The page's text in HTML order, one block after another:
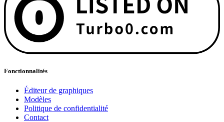
Fonctionnalités
Éditeur de graphiques
Modèles
Politique de confidentialité
Contact